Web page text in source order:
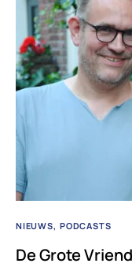
NIEUWS PODCASTS
De Grote